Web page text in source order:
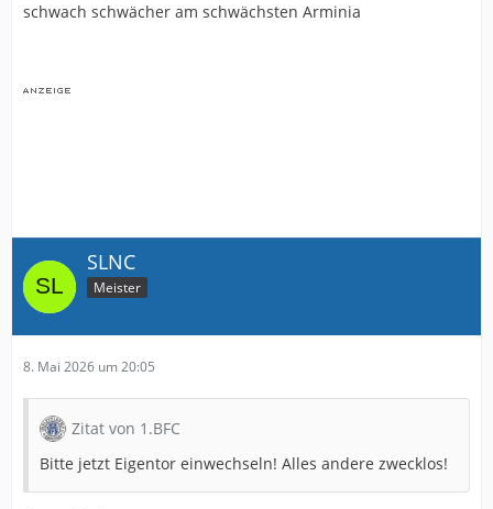
schwach schwächer am schwächsten Arminia
SLNC
Meister
8. Mai 2026 um 20:05
Zitat von 1.BFC
Bitte jetzt Eigentor einwechseln! Alles andere zwecklos!